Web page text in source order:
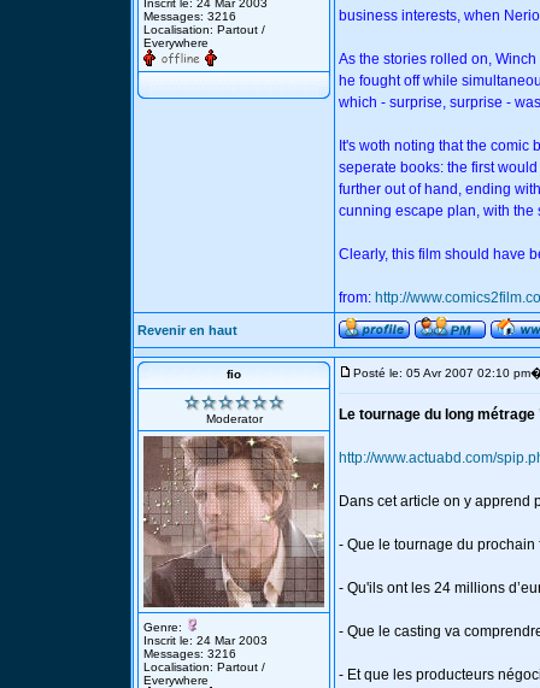
Inscrit le: 24 Mar 2003
Messages: 3216
Localisation: Partout /
Everywhere
business interests, when
As the stories rolled on,
he fought off while
which - surprise, surprise -
It's woth noting that the
seperate books: the first
further out of hand, ending
cunning escape plan, with the
Clearly, this film should have
from: http://
Revenir en haut
fio
Moderator
Genre:
Inscrit le: 24 Mar 2003
Messages: 3216
Localisation: Partout /
Everywhere
Posté le: 05 Avr 2007 02:10 pm
Le tournage du long
http://www.actuabd.com/
Dans cet article on y apprend
- Que le tournage du
- Qu'ils ont les 24 millions
- Que le casting va
- Et que les producteurs